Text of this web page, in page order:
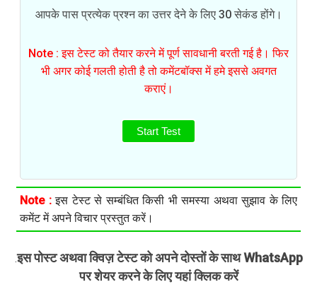
आपके पास प्रत्येक प्रश्न का उत्तर देने के लिए 30 सेकंड होंगे।
Note : इस टेस्ट को तैयार करने में पूर्ण सावधानी बरती गई है। फिर
भी अगर कोई गलती होती है तो कमेंटबॉक्स में हमे इससे अवगत
कराएं।
Start Test
Note :इस टेस्ट से सम्बंधित किसी भी समस्या अथवा सुझाव के लिए
कमेंट में अपने विचार प्रस्तुत करें।
.इस पोस्ट अथवा क्विज़ टेस्ट को अपने दोस्तों के साथ WhatsApp
पर शेयर करने के लिए यहां क्लिक करें